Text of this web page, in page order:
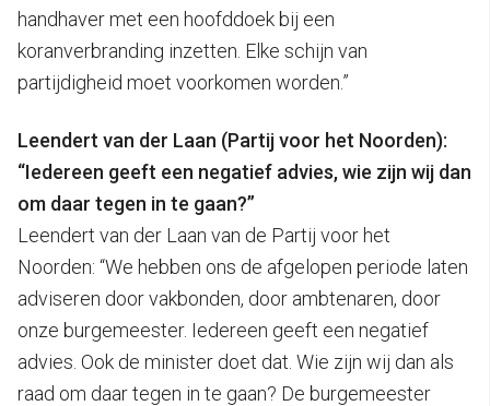
handhaver met een hoofddoek bij een
koranverbranding inzetten. Elke schijn van
partijdigheid moet voorkomen worden.”
Leendert van der Laan (Partij voor het Noorden):
“Iedereen geeft een negatief advies, wie zijn wij dan
om daar tegen in te gaan?”
Leendert van der Laan van de Partij voor het
Noorden: “We hebben ons de afgelopen periode laten
adviseren door vakbonden, door ambtenaren, door
onze burgemeester. Iedereen geeft een negatief
advies. Ook de minister doet dat. Wie zijn wij dan als
raad om daar tegen in te gaan? De burgemeester